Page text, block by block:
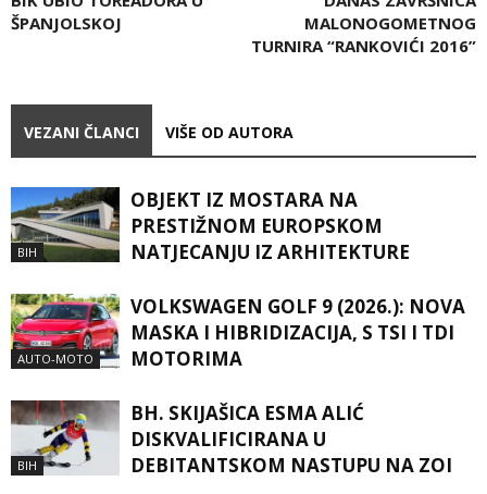
ŠPANJOLSKOJ
MALONOGOMETNOG
TURNIRA “RANKOVIĆI 2016”
VEZANI ČLANCI VIŠE OD AUTORA
BIH
OBJEKT IZ MOSTARA NA
PRESTIŽNOM EUROPSKOM
NATJECANJU IZ ARHITEKTURE
AUTO-MOTO
VOLKSWAGEN GOLF 9 (2026.): NOVA
MASKA I HIBRIDIZACIJA, S TSI I TDI
MOTORIMA
BIH
BH. SKIJAŠICA ESMA ALIĆ
DISKVALIFICIRANA U
DEBITANTSKOM NASTUPU NA ZOI